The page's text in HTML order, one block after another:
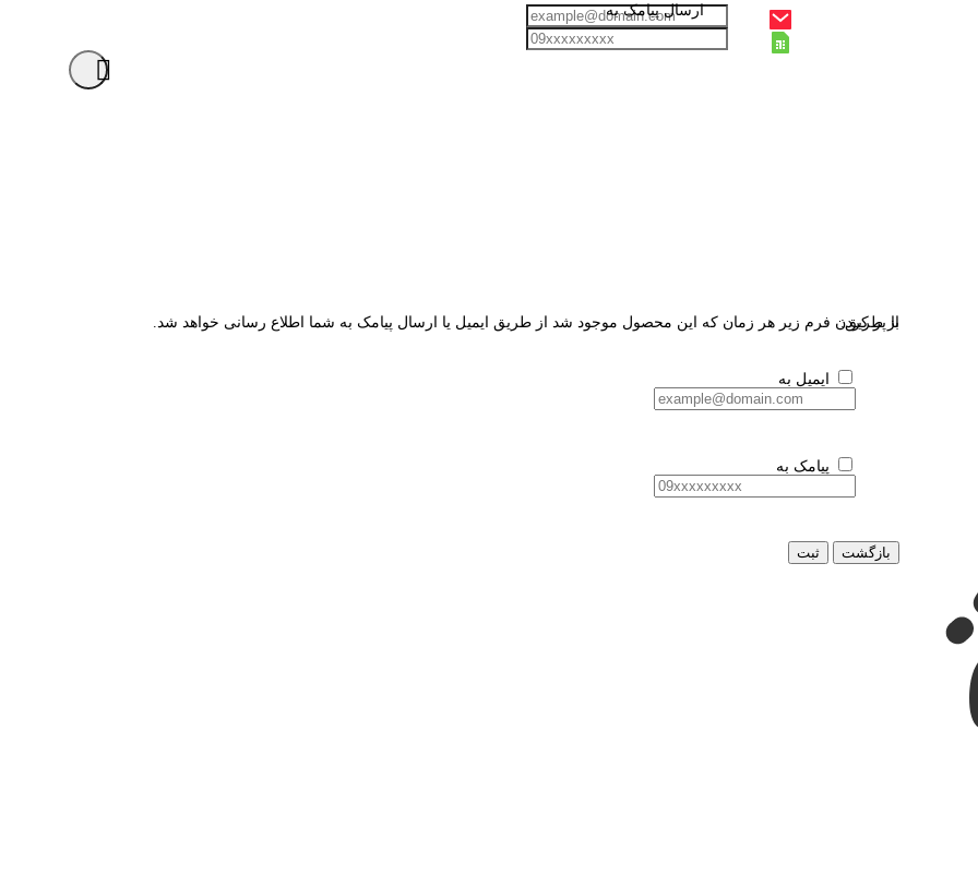
ارسال پیامک به
با پر کردن فرم زیر هر زمان که این محصول موجود شد از طریق ایمیل یا ارسال پیامک به شما اطلاع رسانی خواهد شد.
از طریق:
ایمیل به
پیامک به
بازگشت ثبت